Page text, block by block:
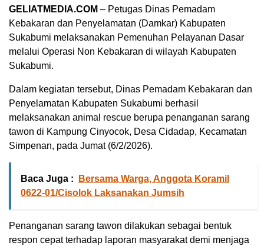
GELIATMEDIA.COM – Petugas Dinas Pemadam
Kebakaran dan Penyelamatan (Damkar) Kabupaten
Sukabumi melaksanakan Pemenuhan Pelayanan Dasar
melalui Operasi Non Kebakaran di wilayah Kabupaten
Sukabumi.
Dalam kegiatan tersebut, Dinas Pemadam Kebakaran dan
Penyelamatan Kabupaten Sukabumi berhasil
melaksanakan animal rescue berupa penanganan sarang
tawon di Kampung Cinyocok, Desa Cidadap, Kecamatan
Simpenan, pada Jumat (6/2/2026).
Baca Juga :
Bersama Warga, Anggota Koramil
0622-01/Cisolok Laksanakan Jumsih
Penanganan sarang tawon dilakukan sebagai bentuk
respon cepat terhadap laporan masyarakat demi menjaga